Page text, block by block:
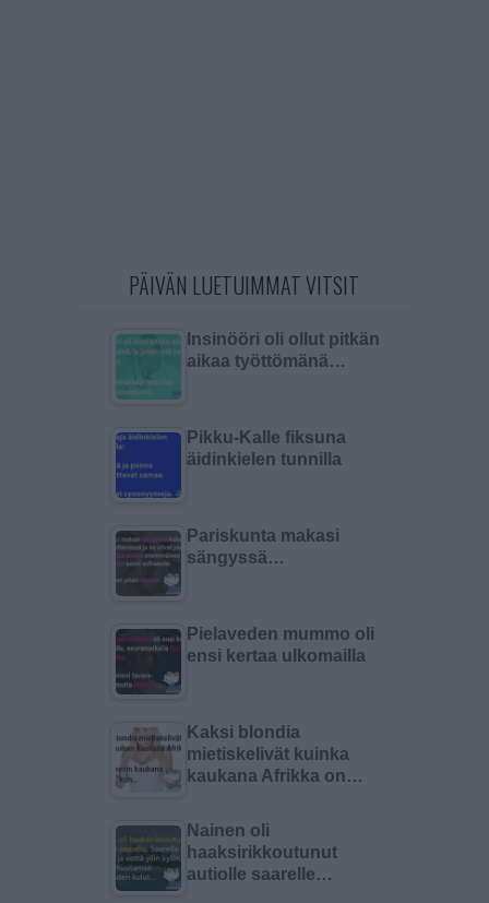
PÄIVÄN LUETUIMMAT VITSIT
Insinööri oli ollut pitkän
aikaa työttömänä…
Pikku-Kalle fiksuna
äidinkielen tunnilla
Pariskunta makasi
sängyssä…
Pielaveden mummo oli
ensi kertaa ulkomailla
Kaksi blondia
mietiskelivät kuinka
kaukana Afrikka on…
Nainen oli
haaksirikkoutunut
autiolle saarelle…